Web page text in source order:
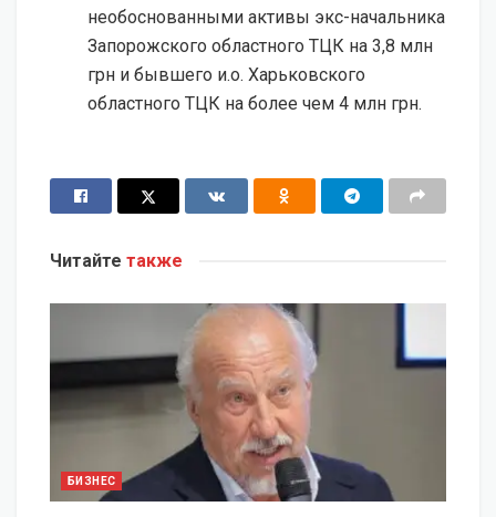
необоснованными активы экс-начальника
Запорожского областного ТЦК на 3,8 млн
грн и бывшего и.о. Харьковского
областного ТЦК на более чем 4 млн грн.
Читайте также
БИЗНЕС